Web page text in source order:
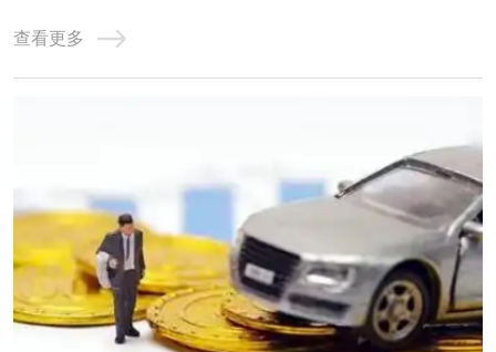
的临时避风港，它让车主保留车辆所有权，但作为贷款担
保。当资金需求燃眉之急，车主可以用车辆作抵押申请贷
查看更多